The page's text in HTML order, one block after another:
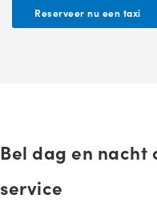
Reserveer nu een taxi
Bel dag en nacht
service